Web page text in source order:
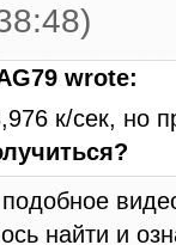
wrote:
к/сек, но
найти и